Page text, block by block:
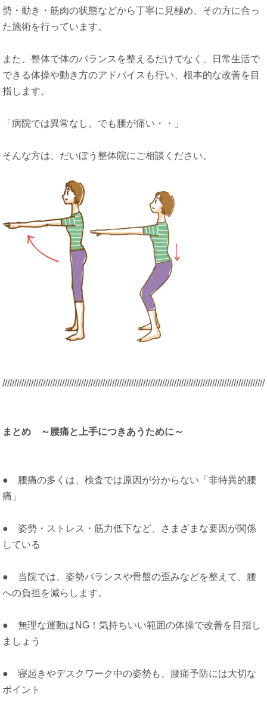
勢・動き・筋肉の状態などから丁寧に見極め、その方に合っ
た施術を行っています。
また、整体で体のバランスを整えるだけでなく、日常生活で
できる体操や動き方のアドバイスも行い、根本的な改善を目
指します。
「病院では異常なし。でも腰が痛い・・」
そんな方は、だいぼう整体院にご相談ください。
/////////////////////////////////////////////////////////////////////////////////////////
まとめ ～腰痛と上手につきあうために～
● 腰痛の多くは、検査では原因が分からない「非特異的腰
痛」
● 姿勢・ストレス・筋力低下など、さまざまな要因が関係
している
● 当院では、姿勢バランスや骨盤の歪みなどを整えて、腰
への負担を減らします。
● 無理な運動はNG！気持ちいい範囲の体操で改善を目指し
ましょう
● 寝起きやデスクワーク中の姿勢も、腰痛予防には大切な
ポイント